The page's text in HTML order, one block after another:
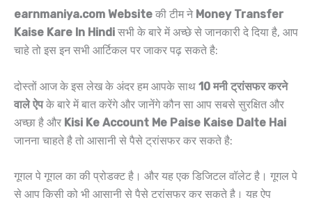
earnmaniya.com Website की टीम ने Money Transfer
Kaise Kare In Hindi सभी के बारे में अच्छे से जानकारी दे दिया है, आप
चाहे तो इस इन सभी आर्टिकल पर जाकर पढ़ सकते है:
दोस्तों आज के इस लेख के अंदर हम आपके साथ 10 मनी ट्रांसफर करने
वाले ऐपके बारे में बात करेंगे और जानेंगे कौन सा आप सबसे सुरक्षित और
अच्छा है और Kisi Ke Account Me Paise Kaise Dalte Hai
जानना चाहते है तो आसानी से पैसे ट्रांसफर कर सकते है:
गूगल पे गूगल का की प्रोडक्ट है। और यह एक डिजिटल वॉलेट है। गूगल पे
से आप किसी को भी आसानी से पैसे ट्रांसफर कर सकते है। यह ऐप